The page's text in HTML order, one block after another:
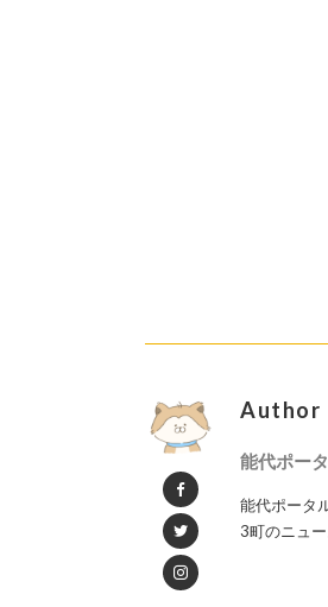
Author
能代ポー
能代ポータ
3町のニュ